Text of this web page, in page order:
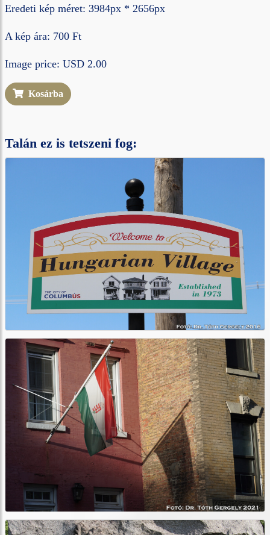
Eredeti kép méret: 3984px * 2656px
A kép ára: 700 Ft
Image price: USD 2.00
Kosárba
Talán ez is tetszeni fog: